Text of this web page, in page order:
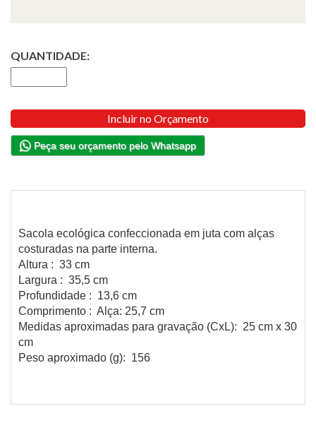
QUANTIDADE:
Incluir no Orçamento
Peça seu orçamento pelo Whatsapp
Sacola ecológica confeccionada em juta com alças
costuradas na parte interna.
Altura : 33 cm
Largura : 35,5 cm
Profundidade : 13,6 cm
Comprimento : Alça: 25,7 cm
Medidas aproximadas para gravação (CxL): 25 cm x 30
cm
Peso aproximado (g): 156